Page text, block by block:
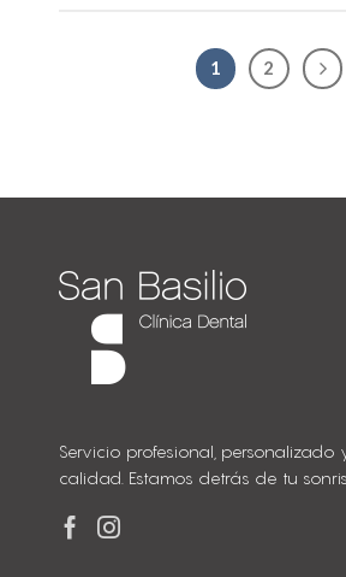
1 2
Servicio profesional, personalizado
calidad. Estamos detrás de tu